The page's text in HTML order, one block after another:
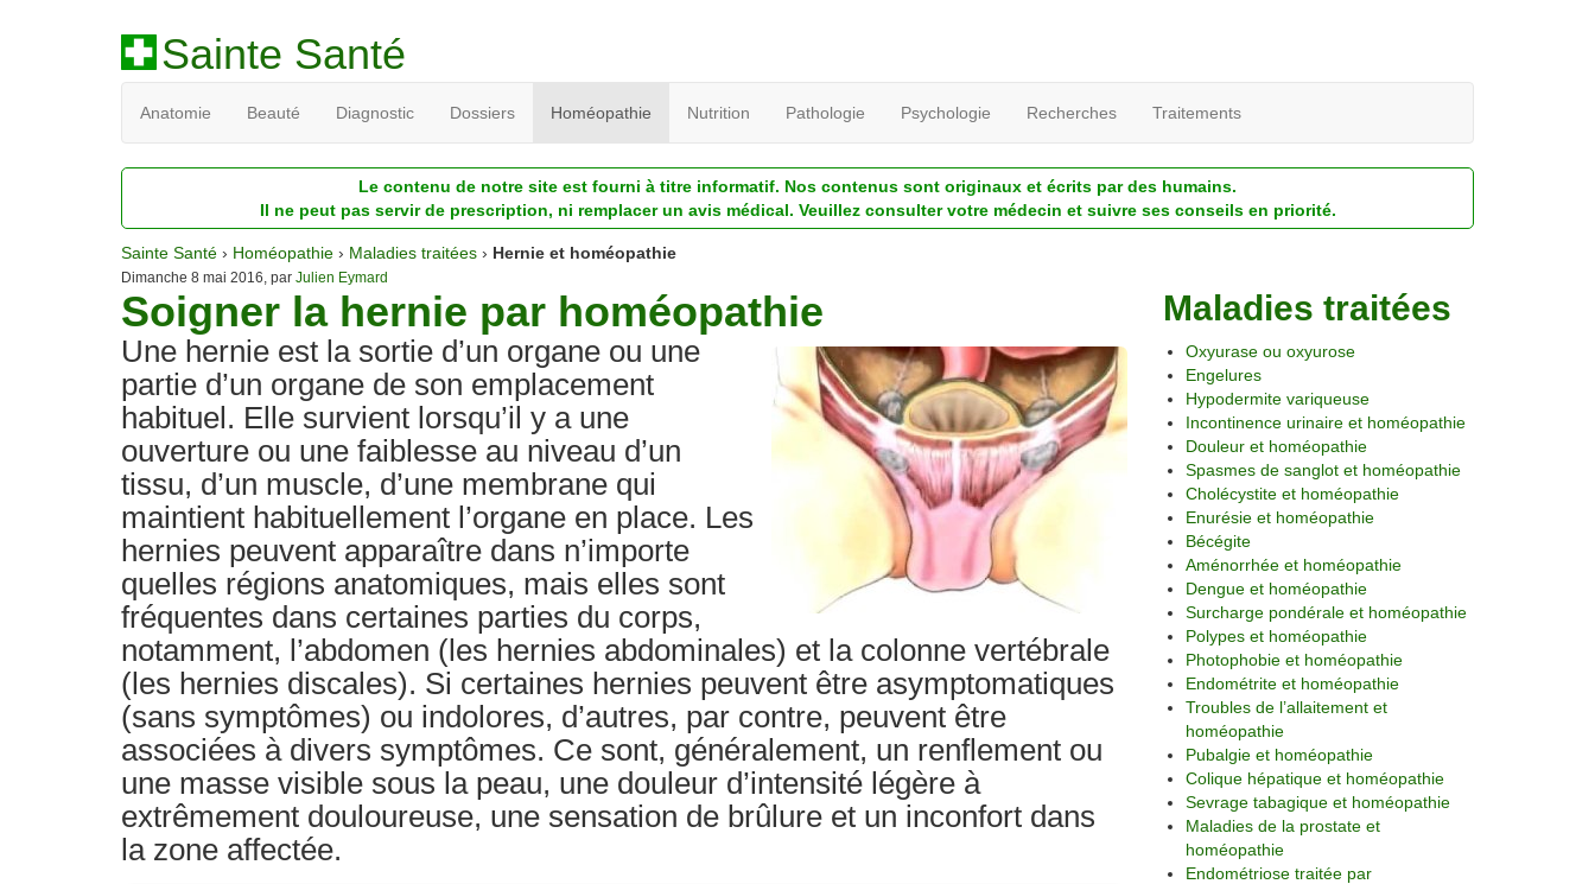
Sainte Santé
Anatomie Beauté Diagnostic Dossiers Homéopathie Nutrition Pathologie Psychologie Recherches Traitements
Le contenu de notre site est fourni à titre informatif. Nos contenus sont originaux et écrits par des humains.
Il ne peut pas servir de prescription, ni remplacer un avis médical. Veuillez consulter votre médecin et suivre ses conseils en priorité.
Sainte Santé › Homéopathie › Maladies traitées › Hernie et homéopathie
Dimanche 8 mai 2016, par Julien Eymard
Soigner la hernie par homéopathie
Une hernie est la sortie d’un organe ou une
partie d’un organe de son emplacement
habituel. Elle survient lorsqu’il y a une
ouverture ou une faiblesse au niveau d’un
tissu, d’un muscle, d’une membrane qui
maintient habituellement l’organe en place. Les
hernies peuvent apparaître dans n’importe
quelles régions anatomiques, mais elles sont
fréquentes dans certaines parties du corps,
notamment, l’abdomen (les hernies abdominales) et la colonne vertébrale
(les hernies discales). Si certaines hernies peuvent être asymptomatiques
(sans symptômes) ou indolores, d’autres, par contre, peuvent être
associées à divers symptômes. Ce sont, généralement, un renflement ou
une masse visible sous la peau, une douleur d’intensité légère à
extrêmement douloureuse, une sensation de brûlure et un inconfort dans
la zone affectée.
Maladies traitées
Oxyurase ou oxyurose
Engelures
Hypodermite variqueuse
Incontinence urinaire et homéopathie
Douleur et homéopathie
Spasmes de sanglot et homéopathie
Cholécystite et homéopathie
Enurésie et homéopathie
Bécégite
Aménorrhée et homéopathie
Dengue et homéopathie
Surcharge pondérale et homéopathie
Polypes et homéopathie
Photophobie et homéopathie
Endométrite et homéopathie
Troubles de l’allaitement et
homéopathie
Pubalgie et homéopathie
Colique hépatique et homéopathie
Sevrage tabagique et homéopathie
Maladies de la prostate et
homéopathie
Endométriose traitée par